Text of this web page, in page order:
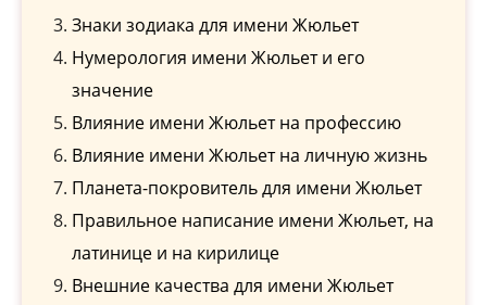
Знаки зодиака для имени Жюльет
Нумерология имени Жюльет и его
значение
Влияние имени Жюльет на профессию
Влияние имени Жюльет на личную жизнь
Планета-покровитель для имени Жюльет
Правильное написание имени Жюльет, на
латинице и на кирилице
Внешние качества для имени Жюльет